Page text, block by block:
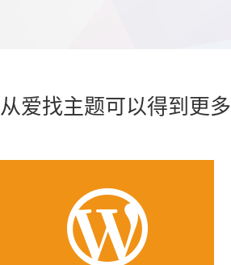
从爱找主题可以得到更多
